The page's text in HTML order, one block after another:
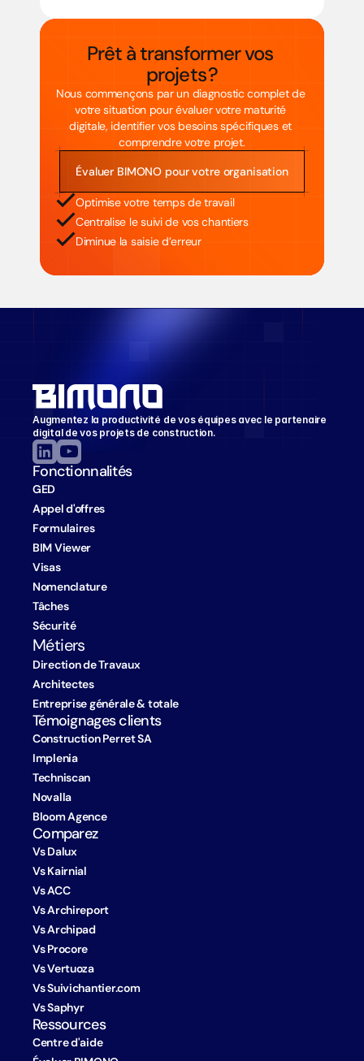
Prêt à transformer vos
projets ?
Nous commençons par un diagnostic complet de
votre situation pour évaluer votre maturité
digitale, identifier vos besoins spécifiques et
comprendre votre projet.
Évaluer BIMONO pour votre organisation
Optimise votre temps de travail
Centralise le suivi de vos chantiers
Diminue la saisie d’erreur
Augmentez la productivité de vos équipes avec le partenaire
digital de vos projets de construction.
Fonctionnalités
GED
Appel d'offres
Formulaires
BIM Viewer
Visas
Nomenclature
Tâches
Sécurité
Métiers
Direction de Travaux
Architectes
Entreprise générale & totale
Témoignages clients
Construction Perret SA
Implenia
Techniscan
Novalla
Bloom Agence
Comparez
Vs Dalux
Vs Kairnial
Vs ACC
Vs Archireport
Vs Archipad
Vs Procore
Vs Vertuoza
Vs Suivichantier.com
Vs Saphyr
Ressources
Centre d'aide